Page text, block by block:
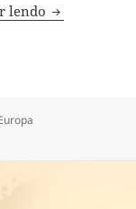
lendo Seguro
é obrigatório?